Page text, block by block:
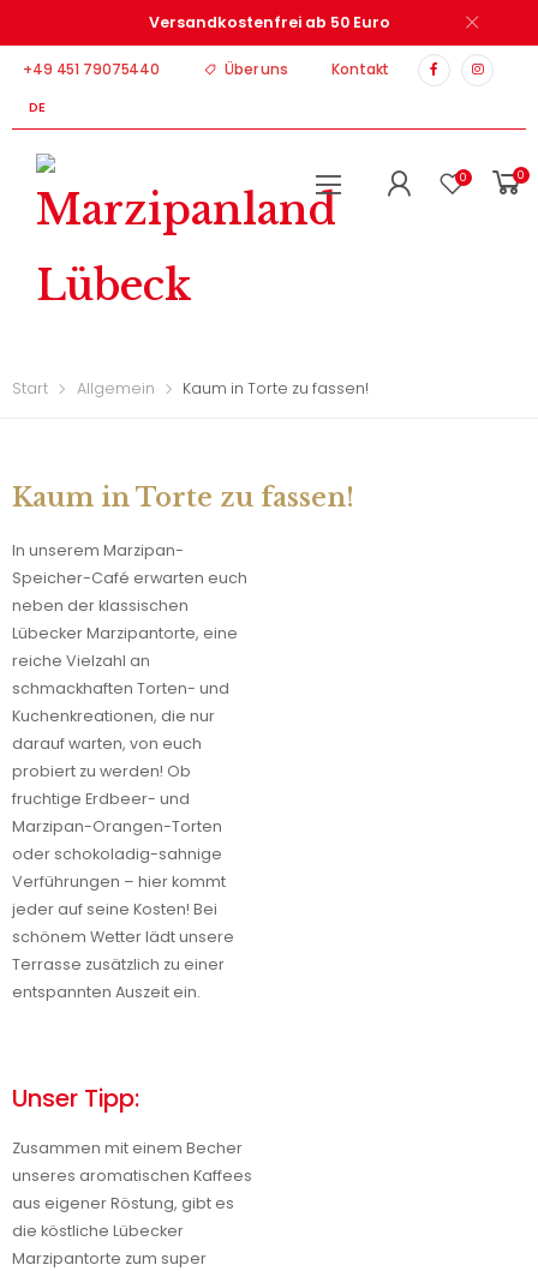
Versandkostenfrei ab 50 Euro
+49 451 79075440 Über uns
Kontakt
DE
0 0
Start Allgemein Kaum in Torte zu fassen!
Kaum in Torte zu fassen!
In unserem Marzipan-
Speicher-Café erwarten euch
neben der klassischen
Lübecker Marzipantorte, eine
reiche Vielzahl an
schmackhaften Torten- und
Kuchenkreationen, die nur
darauf warten, von euch
probiert zu werden! Ob
fruchtige Erdbeer- und
Marzipan-Orangen-Torten
oder schokoladig-sahnige
Verführungen – hier kommt
jeder auf seine Kosten! Bei
schönem Wetter lädt unsere
Terrasse zusätzlich zu einer
entspannten Auszeit ein.
Unser Tipp:
Zusammen mit einem Becher
unseres aromatischen Kaffees
aus eigener Röstung, gibt es
die köstliche Lübecker
Marzipantorte zum super